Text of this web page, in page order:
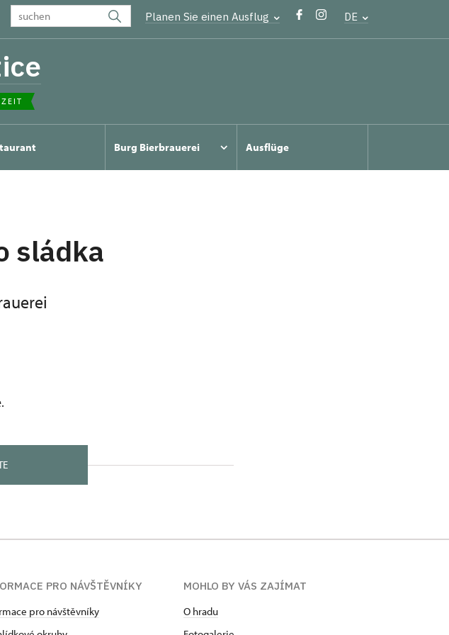
Planen Sie einen Ausflug DE
Burg Bierbrauerei Ausflüge
sládka
PRO NÁVŠTĚVNÍKY
pro návštěvníky
MOHLO BY VÁS ZAJÍMAT
O hradu